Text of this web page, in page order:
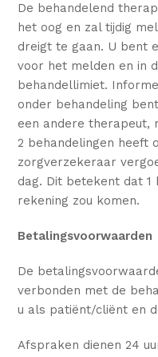
De behandelend
het oog en zal tijdig
dreigt te gaan. U bent
voor het melden en in
behandellimiet.
onder behandeling
een andere therapeut,
2 behandelingen heeft
zorgverzekeraar
dag. Dit betekent dat 1
rekening zou komen.
Betalingsvoorwaarden
De
verbonden met de
u als patiënt/cliënt en
Afspraken dienen 24